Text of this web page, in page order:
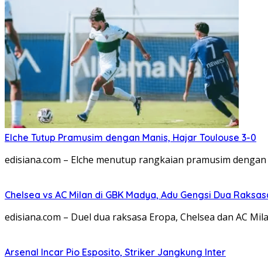
Elche Tutup Pramusim dengan Manis, Hajar Toulouse 3-0
edisiana.com – Elche menutup rangkaian pramusim
Chelsea vs AC Milan di GBK Madya, Adu Gengsi Dua
edisiana.com – Duel dua raksasa Eropa, Chelsea dan AC
Arsenal Incar Pio Esposito, Striker Jangkung Inter